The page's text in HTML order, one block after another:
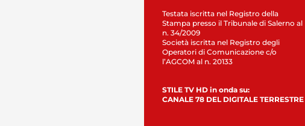
Testata iscritta nel Registro della
Stampa presso il Tribunale di Salerno al
n. 34/2009
Società iscritta nel Registro degli
Operatori di Comunicazione c/o
l’AGCOM al n. 20133
STILE TV HD in onda su:
CANALE 78 DEL DIGITALE TERRESTRE